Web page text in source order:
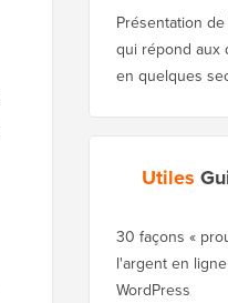
Présentation
qui répond aux
en quelques
Utiles
30 façons «
l'argent en
WordPress